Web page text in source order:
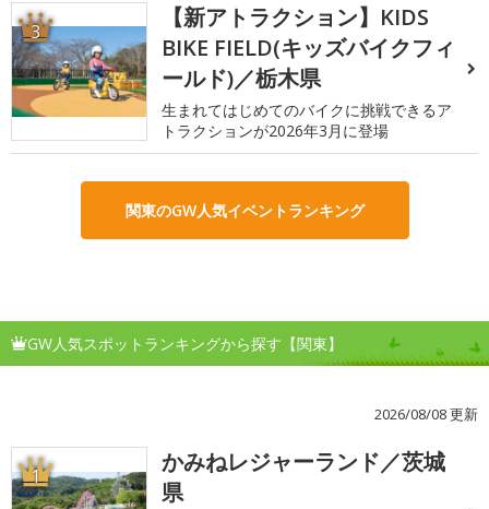
3
【新アトラクション】KIDS
BIKE FIELD(キッズバイクフィ
ールド)／栃木県
生まれてはじめてのバイクに挑戦できるア
トラクションが2026年3月に登場
関東のGW人気イベントランキング
GW人気スポットランキングから探す【関東】
2026/08/08 更新
1
かみねレジャーランド／茨城
県